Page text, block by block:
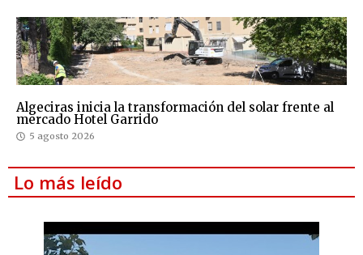
Algeciras inicia la transformación del solar frente al
mercado Hotel Garrido
5 agosto 2026
Lo más leído